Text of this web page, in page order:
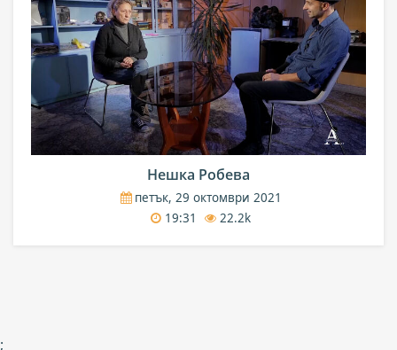
Нешка Робева
петък, 29 октомври 2021
19:31
22.2k
;